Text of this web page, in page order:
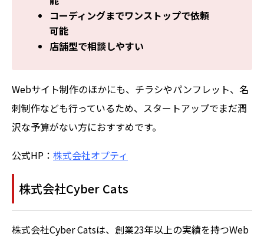
コーディングまでワンストップで依頼
可能
店舗型で相談しやすい
Webサイト制作のほかにも、チラシやパンフレット、名
刺制作なども行っているため、スタートアップでまだ潤
沢な予算がない方におすすめです。
公式HP： 株式会社オプティ
株式会社Cyber Cats
株式会社Cyber Catsは、創業23年以上の実績を持つWeb